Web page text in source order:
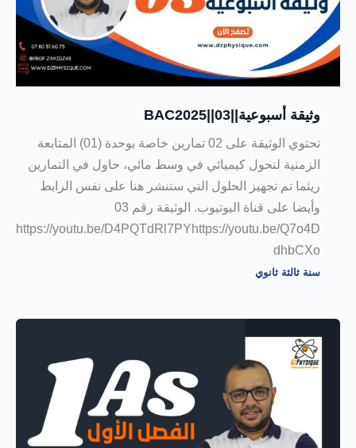
وثيقة أسبوعية||03||BAC2025
تحتوي الوثيقة على 02 تمارين خاصة بوحدة (01) المتابعة
الزمنية لتحول كيميائي في وسط مائي، حاول في التمارين
ريثما تم تجهيز الحلول التي ستنشر هنا على نفس الرابط
وأيضا على قناة اليوتيوب. الوثيقة رقم 03
https://youtu.be/D4PQTdRl7PYhttps://youtu.be/Q7o4D
dhbCXo
سنة ثالثة ثانوي